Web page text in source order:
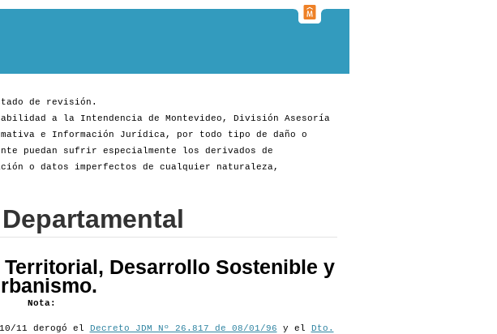
de revisión.
a la Intendencia de Montevideo, División Asesoría
e Información Jurídica, por todo tipo de daño o
puedan sufrir especialmente los derivados de
o datos imperfectos de cualquier naturaleza,
Desarrollo Sostenible y
Nota:
11 derogó el Decreto JDM Nº 26.817 de 08/01/96 y el Dto.